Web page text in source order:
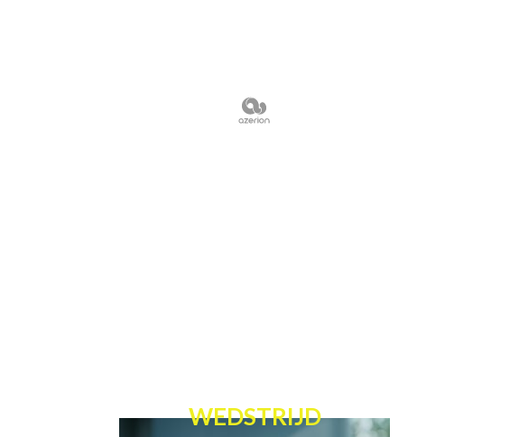
WEDSTRIJD